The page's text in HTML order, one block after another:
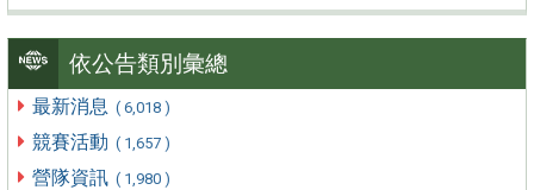
依公告類別彙總
最新消息 ( 6,018 )
競賽活動 ( 1,657 )
營隊資訊 ( 1,980 )